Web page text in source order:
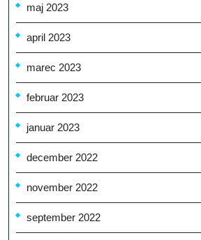
maj 2023
april 2023
marec 2023
februar 2023
januar 2023
december 2022
november 2022
september 2022